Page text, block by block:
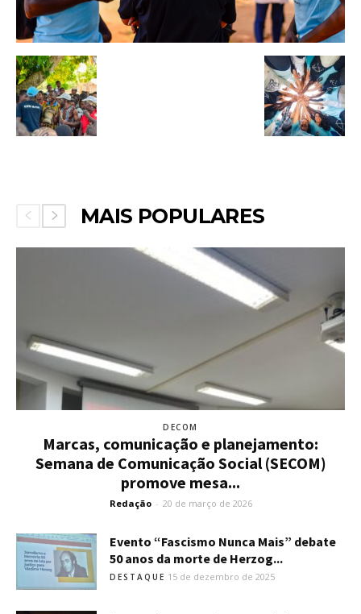
MAIS POPULARES
DECOM
Marcas, comunicação e planejamento:
Semana de Comunicação Social (SECOM)
promove mesa...
Redação - 20 de março de 2026
Evento “Fascismo Nunca Mais” debate
50 anos da morte de Herzog...
DESTAQUE 15 de dezembro de 2025